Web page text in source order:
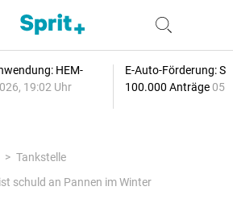
HEM-
19:02 Uhr
E-Auto-Förderung:
100.000 Anträge
Tankstelle
schuld an Pannen im Winter